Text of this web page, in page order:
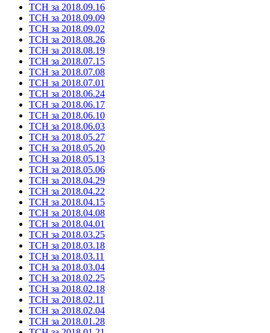
ТСН за 2018.09.16
ТСН за 2018.09.09
ТСН за 2018.09.02
ТСН за 2018.08.26
ТСН за 2018.08.19
ТСН за 2018.07.15
ТСН за 2018.07.08
ТСН за 2018.07.01
ТСН за 2018.06.24
ТСН за 2018.06.17
ТСН за 2018.06.10
ТСН за 2018.06.03
ТСН за 2018.05.27
ТСН за 2018.05.20
ТСН за 2018.05.13
ТСН за 2018.05.06
ТСН за 2018.04.29
ТСН за 2018.04.22
ТСН за 2018.04.15
ТСН за 2018.04.08
ТСН за 2018.04.01
ТСН за 2018.03.25
ТСН за 2018.03.18
ТСН за 2018.03.11
ТСН за 2018.03.04
ТСН за 2018.02.25
ТСН за 2018.02.18
ТСН за 2018.02.11
ТСН за 2018.02.04
ТСН за 2018.01.28